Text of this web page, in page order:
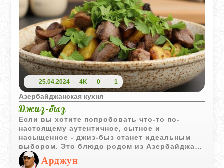
25.04.2024 4K 0 1
Азербайджанская кухня
Джиз-быз
Если вы хотите попробовать что-то по-
настоящему аутентичное, сытное и
насыщенное - джиз-быз станет идеальным
выбором. Это блюдо родом из Азербайджана
и Средней Азии, где умение готовить из
субпродуктов считается искусством. Джиз-
Арджун